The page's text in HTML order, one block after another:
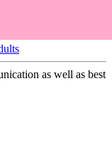
as well as best